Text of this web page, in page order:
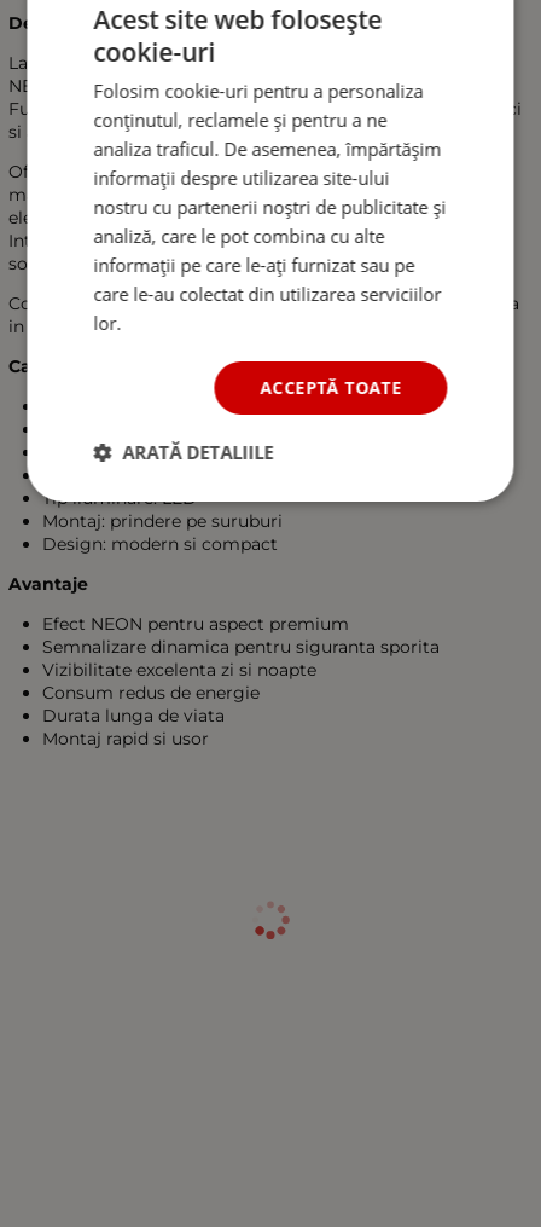
Descriere
Lampa LED pentru semnalizare dinamica, echipata cu efect
NEON pentru iluminare uniforma si aspect modern.
Functioneaza pe 24V si este ideala pentru camioane, remorci
si alte vehicule comerciale.
Ofera semnalizare secventiala (dinamica) pentru vizibilitate
maxima in trafic, iar banda NEON asigura un contur clar si
elegant.
Integreaza functii multiple, inclusiv stop si pozitie, fiind o
solutie practica pentru iluminarea spate.
Constructia solida permite utilizare indelungata si rezistenta
in conditii de lucru dificile.
Caracteristici
Functie principala: semnalizare dinamica (secventiala)
Efect: NEON (lumina uniforma)
Tip iluminare: LED
Montaj: prindere pe suruburi
Design: modern si compact
Avantaje
Efect NEON pentru aspect premium
Semnalizare dinamica pentru siguranta sporita
Vizibilitate excelenta zi si noapte
Consum redus de energie
Durata lunga de viata
Montaj rapid si usor
Acest site web folosește
cookie-uri
Folosim cookie-uri pentru a personaliza
conținutul, reclamele și pentru a ne
analiza traficul. De asemenea, împărtășim
informații despre utilizarea site-ului
nostru cu partenerii noștri de publicitate și
analiză, care le pot combina cu alte
informații pe care le-ați furnizat sau pe
care le-au colectat din utilizarea serviciilor
lor.
ACCEPTĂ TOATE
ARATĂ DETALIILE